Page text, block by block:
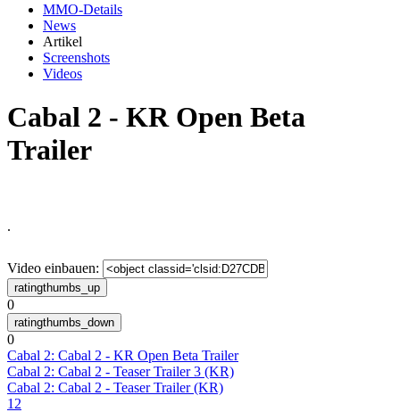
MMO-Details
News
Artikel
Screenshots
Videos
Cabal 2 - KR Open Beta
Trailer
.
Video einbauen:
0
0
Cabal 2: Cabal 2 - KR Open Beta Trailer
Cabal 2: Cabal 2 - Teaser Trailer 3 (KR)
Cabal 2: Cabal 2 - Teaser Trailer (KR)
1 2